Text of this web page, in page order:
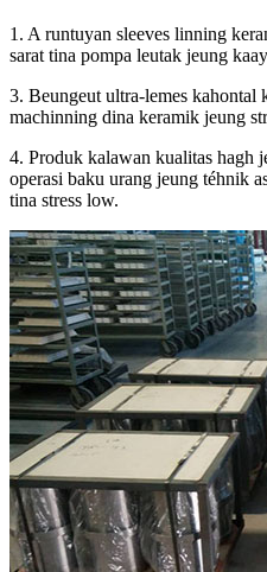
1. A runtuyan sleeves linning
sarat tina pompa leutak jeung
3. Beungeut ultra-lemes kahontal
machinning dina keramik jeung
4. Produk kalawan kualitas hagh
operasi baku urang jeung téhnik
tina stress low.